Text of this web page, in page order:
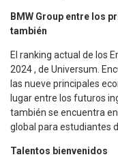
BMW Group entre los
también
El ranking actual de los
2024 , de Universum.
las nueve principales
lugar entre los futuros
también se encuentra
global para estudiantes
Talentos bienvenidos